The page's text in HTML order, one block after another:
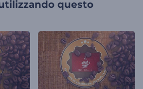
questo